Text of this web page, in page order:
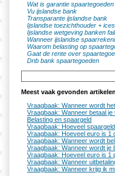
Wat is garantie
Vu ijslandse bank
Transparante ijslandse bank
Ijslandse toezichthouder +
Ijslandse wetgeving banken
Wanneer ijslandse
Waarom belasting op
Gaat de rente over
Dnb bank spaartegoeden
Meest vaak gevonden artikelen
Vraagbaak: Wanneer wordt
Vraagbaak: Wanneer betaal
Belasting en spaargeld
Vraagbaak: Hoeveel
Vraagbaak: Hoeveel euro is 1
Vraagbaak: Wanneer wordt
Vraagbaak: Wanneer wordt je
Vraagbaak: Hoeveel euro is 1
Vraagbaak: Wanneer
Vraagbaak: Wanneer krijg ik